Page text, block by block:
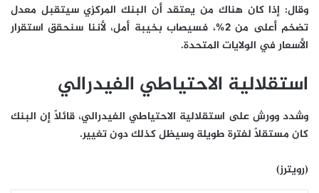
وقال: إذا كان هناك من يعتقد أن البنك المركزي سيتقبل معدل
تضخم أعلى من 2%، فسيصاب بخيبة أمل، لأننا سنحقق استقرار
الأسعار في الولايات المتحدة.
استقلالية الاحتياطي الفيدرالي
وشدد وورش على استقلالية الاحتياطي الفيدرالي، قائلاً إن البنك
كان مستقلاً لفترة طويلة وسيظل كذلك دون تغيير.
(رويترز)